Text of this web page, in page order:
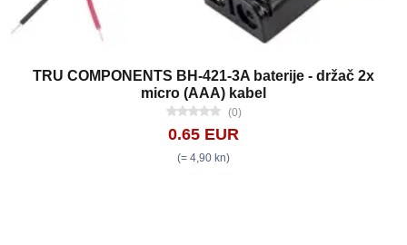
TRU COMPONENTS BH-421-3A baterije - držač 2x
micro (AAA) kabel
(0)
0.65 EUR
(= 4,90 kn)